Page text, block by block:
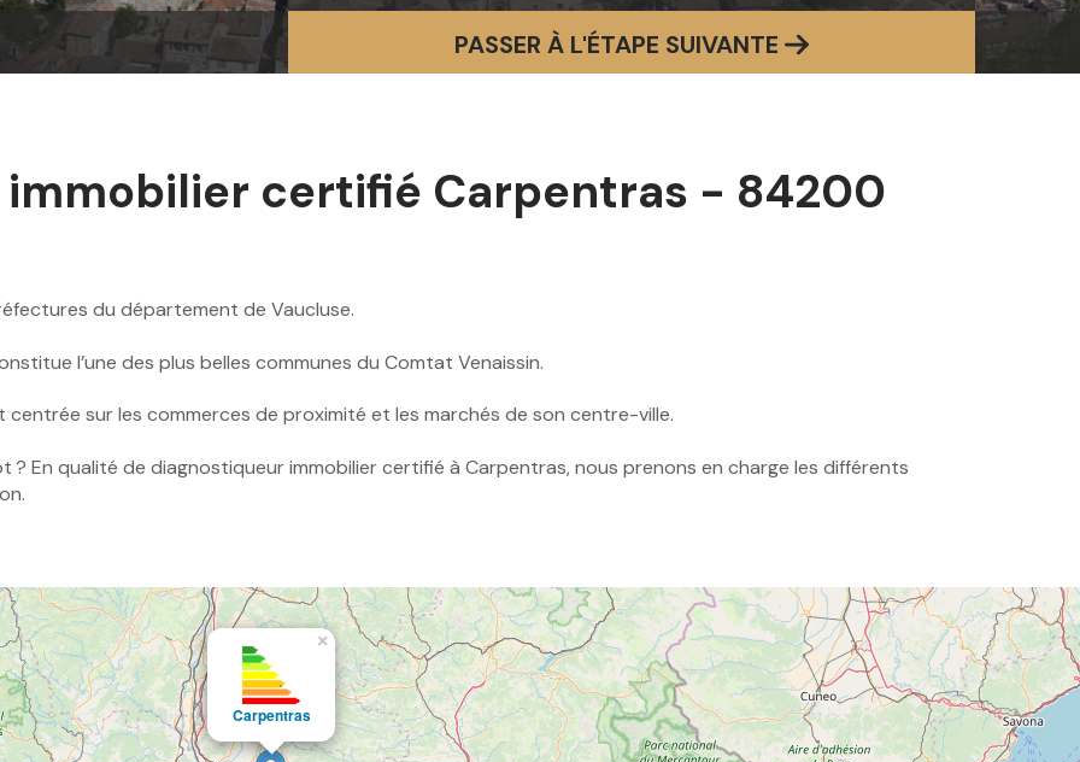
PASSER À L'ÉTAPE SUIVANTE
certifié Carpentras - 84200
du département de Vaucluse.
l’une des plus belles communes du Comtat Venaissin.
sur les commerces de proximité et les marchés de son centre-ville.
En qualité de diagnostiqueur immobilier certifié à Carpentras, nous prenons en charge les différents
Carpentras
×